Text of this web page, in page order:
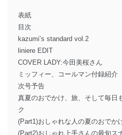
表紙
目次
kazumi’s standard vol.2
liniere EDIT
COVER LADY:今田美桜さん
ミッフィー、コールマン付録紹介
次号予告
真夏のおでかけ、旅、そして毎
ク
(Part1)おしゃれな人の夏のおでか
(Part2)おしゃれ上手さんの最旬ス